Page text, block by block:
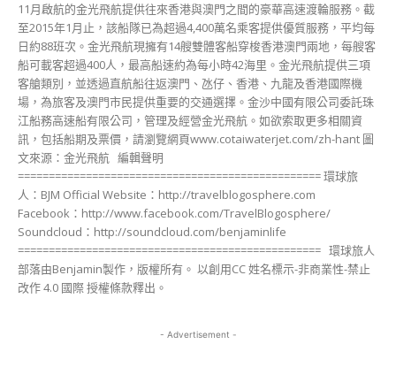
11月啟航的金光飛航提供往來香港與澳門之間的豪華高速渡輪服務。截
至2015年1月止，該船隊已為超過4,400萬名乘客提供優質服務，平均每
日約88班次。金光飛航現擁有14艘雙體客船穿梭香港澳門兩地，每艘客
船可載客超過400人，最高船速約為每小時42海里。金光飛航提供三項
客艙類別，並透過直航船往返澳門、氹仔、香港、九龍及香港國際機
場，為旅客及澳門市民提供重要的交通選擇。金沙中國有限公司委託珠
江船務高速船有限公司，管理及經營金光飛航。如欲索取更多相關資
訊，包括船期及票價，請瀏覽網頁www.cotaiwaterjet.com/zh-hant 圖
文來源：金光飛航 編輯聲明
================================================= 環球旅
人：BJM Official Website：http://travelblogosphere.com
Facebook：http://www.facebook.com/TravelBlogosphere/
Soundcloud：http://soundcloud.com/benjaminlife
================================================= 環球旅人
部落由Benjamin製作，版權所有。 以創用CC 姓名標示-非商業性-禁止
改作 4.0 國際 授權條款釋出。
- Advertisement -